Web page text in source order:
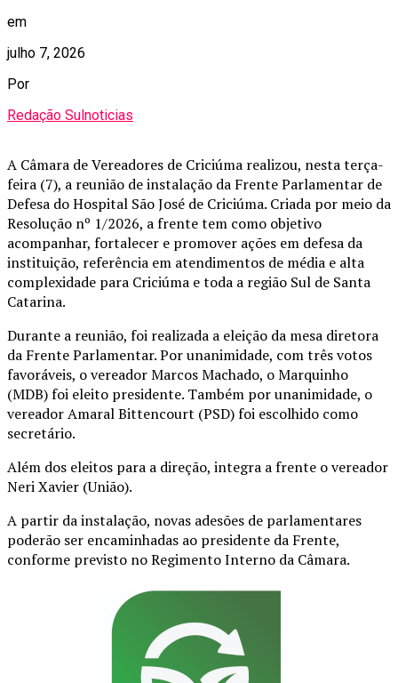
em
julho 7, 2026
Por
Redação Sulnoticias
A Câmara de Vereadores de Criciúma realizou, nesta terça-
feira (7), a reunião de instalação da Frente Parlamentar de
Defesa do Hospital São José de Criciúma. Criada por meio da
Resolução nº 1/2026, a frente tem como objetivo
acompanhar, fortalecer e promover ações em defesa da
instituição, referência em atendimentos de média e alta
complexidade para Criciúma e toda a região Sul de Santa
Catarina.
Durante a reunião, foi realizada a eleição da mesa diretora
da Frente Parlamentar. Por unanimidade, com três votos
favoráveis, o vereador Marcos Machado, o Marquinho
(MDB) foi eleito presidente. Também por unanimidade, o
vereador Amaral Bittencourt (PSD) foi escolhido como
secretário.
Além dos eleitos para a direção, integra a frente o vereador
Neri Xavier (União).
A partir da instalação, novas adesões de parlamentares
poderão ser encaminhadas ao presidente da Frente,
conforme previsto no Regimento Interno da Câmara.